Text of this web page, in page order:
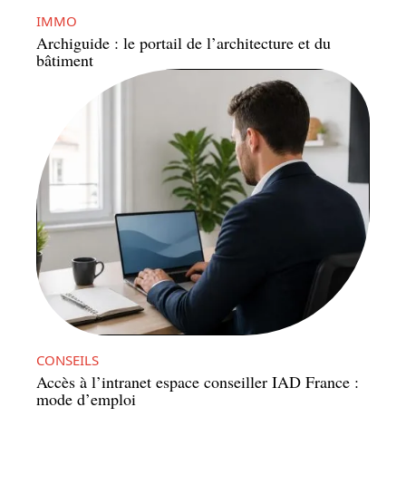
IMMO
Archiguide : le portail de l’architecture et du
bâtiment
CONSEILS
Accès à l’intranet espace conseiller IAD France :
mode d’emploi